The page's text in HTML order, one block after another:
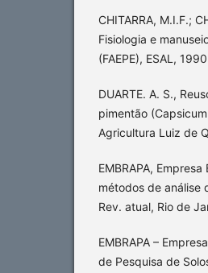
CHITARRA, M.I.F.;
Fisiologia e
(FAEPE), ESAL,
DUARTE. A. S.,
pimentão
Agricultura Luiz de
EMBRAPA,
métodos de análise
Rev. atual, Rio de
EMBRAPA –
de Pesquisa de